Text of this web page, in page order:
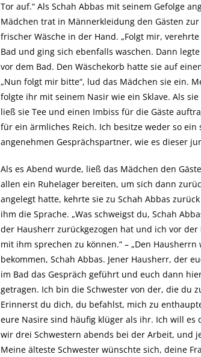
Tor auf.“ Als Schah Abbas mit seinem Gefolge
Mädchen trat in Männerkleidung den Gästen
frischer Wäsche in der Hand. „Folgt mir,
Bad und ging sich ebenfalls waschen. Dann
vor dem Bad. Den Wäschekorb hatte sie auf
„Nun folgt mir bitte“, lud das Mädchen sie ein.
folgte ihr mit seinem Nasir wie ein Sklave. Als
ließ sie Tee und einen Imbiss für die Gäste
für ein ärmliches Reich. Ich besitze weder so ein
angenehmen Gesprächspartner, wie es dieser
Als es Abend wurde, ließ das Mädchen den
allen ein Ruhelager bereiten, um sich dann
angelegt hatte, kehrte sie zu Schah Abbas
ihm die Sprache. „Was schweigst du, Schah
der Hausherr zurückgezogen hat und ich vor
mit ihm sprechen zu können.“ – „Den
bekommen, Schah Abbas. Jener Hausherr, der
im Bad das Gespräch geführt und euch dann
getragen. Ich bin die Schwester von der, die du
Erinnerst du dich, du befahlst, mich zu
eure Nasire sind häufig klüger als ihr. Ich will es
wir drei Schwestern abends bei der Arbeit, und
Meine älteste Schwester wünschte sich, deine